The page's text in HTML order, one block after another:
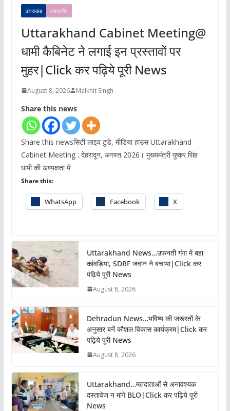
उत्तराखंड संपादकीय
Uttarakhand Cabinet Meeting@
धामी कैबिनेट ने लगाई इन प्रस्तावों पर
मुहर|Click कर पढ़िये पूरी News
August 8, 2026 Malkhit Singh
Share this news
Share this newsसिटी लाइव टुडे, मीडिया हाउस Uttarakhand
Cabinet Meeting : देहरादून, अगस्त 2026। मुख्यमंत्री पुष्कर सिंह
धामी की अध्यक्षता में
Share this:
WhatsApp Facebook X
Uttarakhand News…उफनती गंगा में बहा
कांवड़िया, SDRF जवान ने बचाया|Click कर
पढ़िये पूरी News
August 8, 2026
Dehradun News…भविष्य की जरूरतों के
अनुसार बनें कौशल विकास कार्यक्रम|Click कर
पढ़िये पूरी News
August 8, 2026
Uttarakhand…मतदाताओं से अनावश्यक
दस्तावेज न मांगे BLO|Click कर पढ़िये पूरी
News